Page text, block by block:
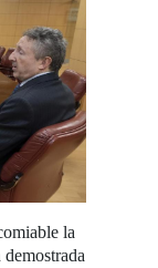
la